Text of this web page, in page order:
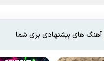
آهنگ های پیشنهادی برای شما